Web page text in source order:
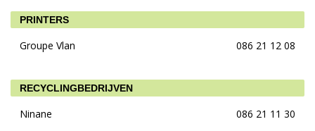
PRINTERS
Groupe Vlan 086 21 12 08
RECYCLINGBEDRIJVEN
Ninane 086 21 11 30